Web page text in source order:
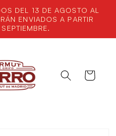
DEL 13 DE AGOSTO AL
ENVIADOS A PARTIR
Carrito